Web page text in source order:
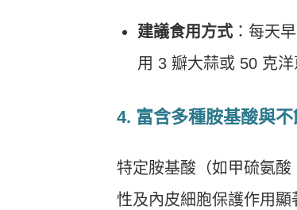
建議食用方式 ：每天
用 3 瓣大蒜或 50 克
4. 富含多種胺基酸與
特定胺基酸（如甲硫氨
性及內皮細胞保護作用顯